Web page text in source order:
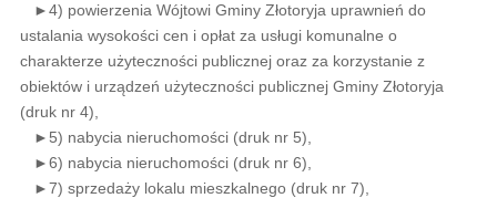
►4) powierzenia Wójtowi Gminy Złotoryja uprawnień do
ustalania wysokości cen i opłat za usługi komunalne o
charakterze użyteczności publicznej oraz za korzystanie z
obiektów i urządzeń użyteczności publicznej Gminy Złotoryja
(druk nr 4),
►5) nabycia nieruchomości (druk nr 5),
►6) nabycia nieruchomości (druk nr 6),
►7) sprzedaży lokalu mieszkalnego (druk nr 7),